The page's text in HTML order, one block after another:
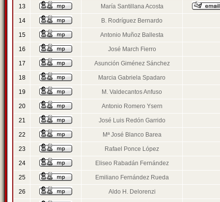
13 María Santillana Acosta
14 B. Rodríguez Bernardo
15 Antonio Muñoz Ballesta
16 José March Fierro
17 Asunción Giménez Sánchez
18 Marcia Gabriela Spadaro
19 M. Valdecantos Anfuso
20 Antonio Romero Ysern
21 José Luis Redón Garrido
22 Mª José Blanco Barea
23 Rafael Ponce López
24 Eliseo Rabadán Fernández
25 Emiliano Fernández Rueda
26 Aldo H. Delorenzi